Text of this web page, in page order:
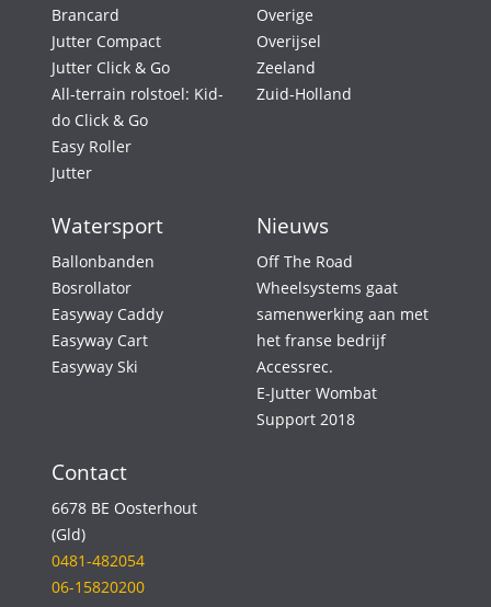
Brancard
Jutter Compact
Jutter Click & Go
All-terrain rolstoel: Kid-
do Click & Go
Easy Roller
Jutter
Overige
Overijsel
Zeeland
Zuid-Holland
Watersport
Ballonbanden
Bosrollator
Easyway Caddy
Easyway Cart
Easyway Ski
Nieuws
Off The Road
Wheelsystems gaat
samenwerking aan met
het franse bedrijf
Accessrec.
E-Jutter Wombat
Support 2018
Contact
6678 BE Oosterhout
(Gld)
0481-482054
06-15820200